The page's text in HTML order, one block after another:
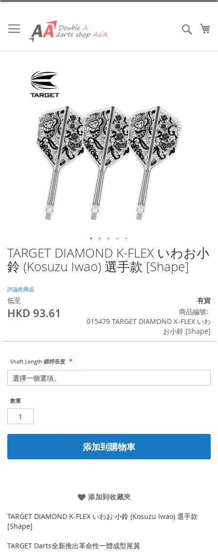
跳
內
容
搜索
TARGET DIAMOND K-FLEX いわお小
鈴 (Kosuzu Iwao) 選手款 [Shape]
評論此商品
低至
HKD 93.61
有貨
商品編號
015479 TARGET DIAMOND K-FLEX いわ
お小鈴 [Shape]
Shaft Length 鏢桿長度
數量
添加到購物車
添加到收藏夾
TARGET DIAMOND K-FLEX いわお 小鈴 (Kosuzu Iwao) 選手款
[Shape]
TARGET Darts全新推出革命性一體成型尾翼
Skip
to
the
of
the
images
gallery